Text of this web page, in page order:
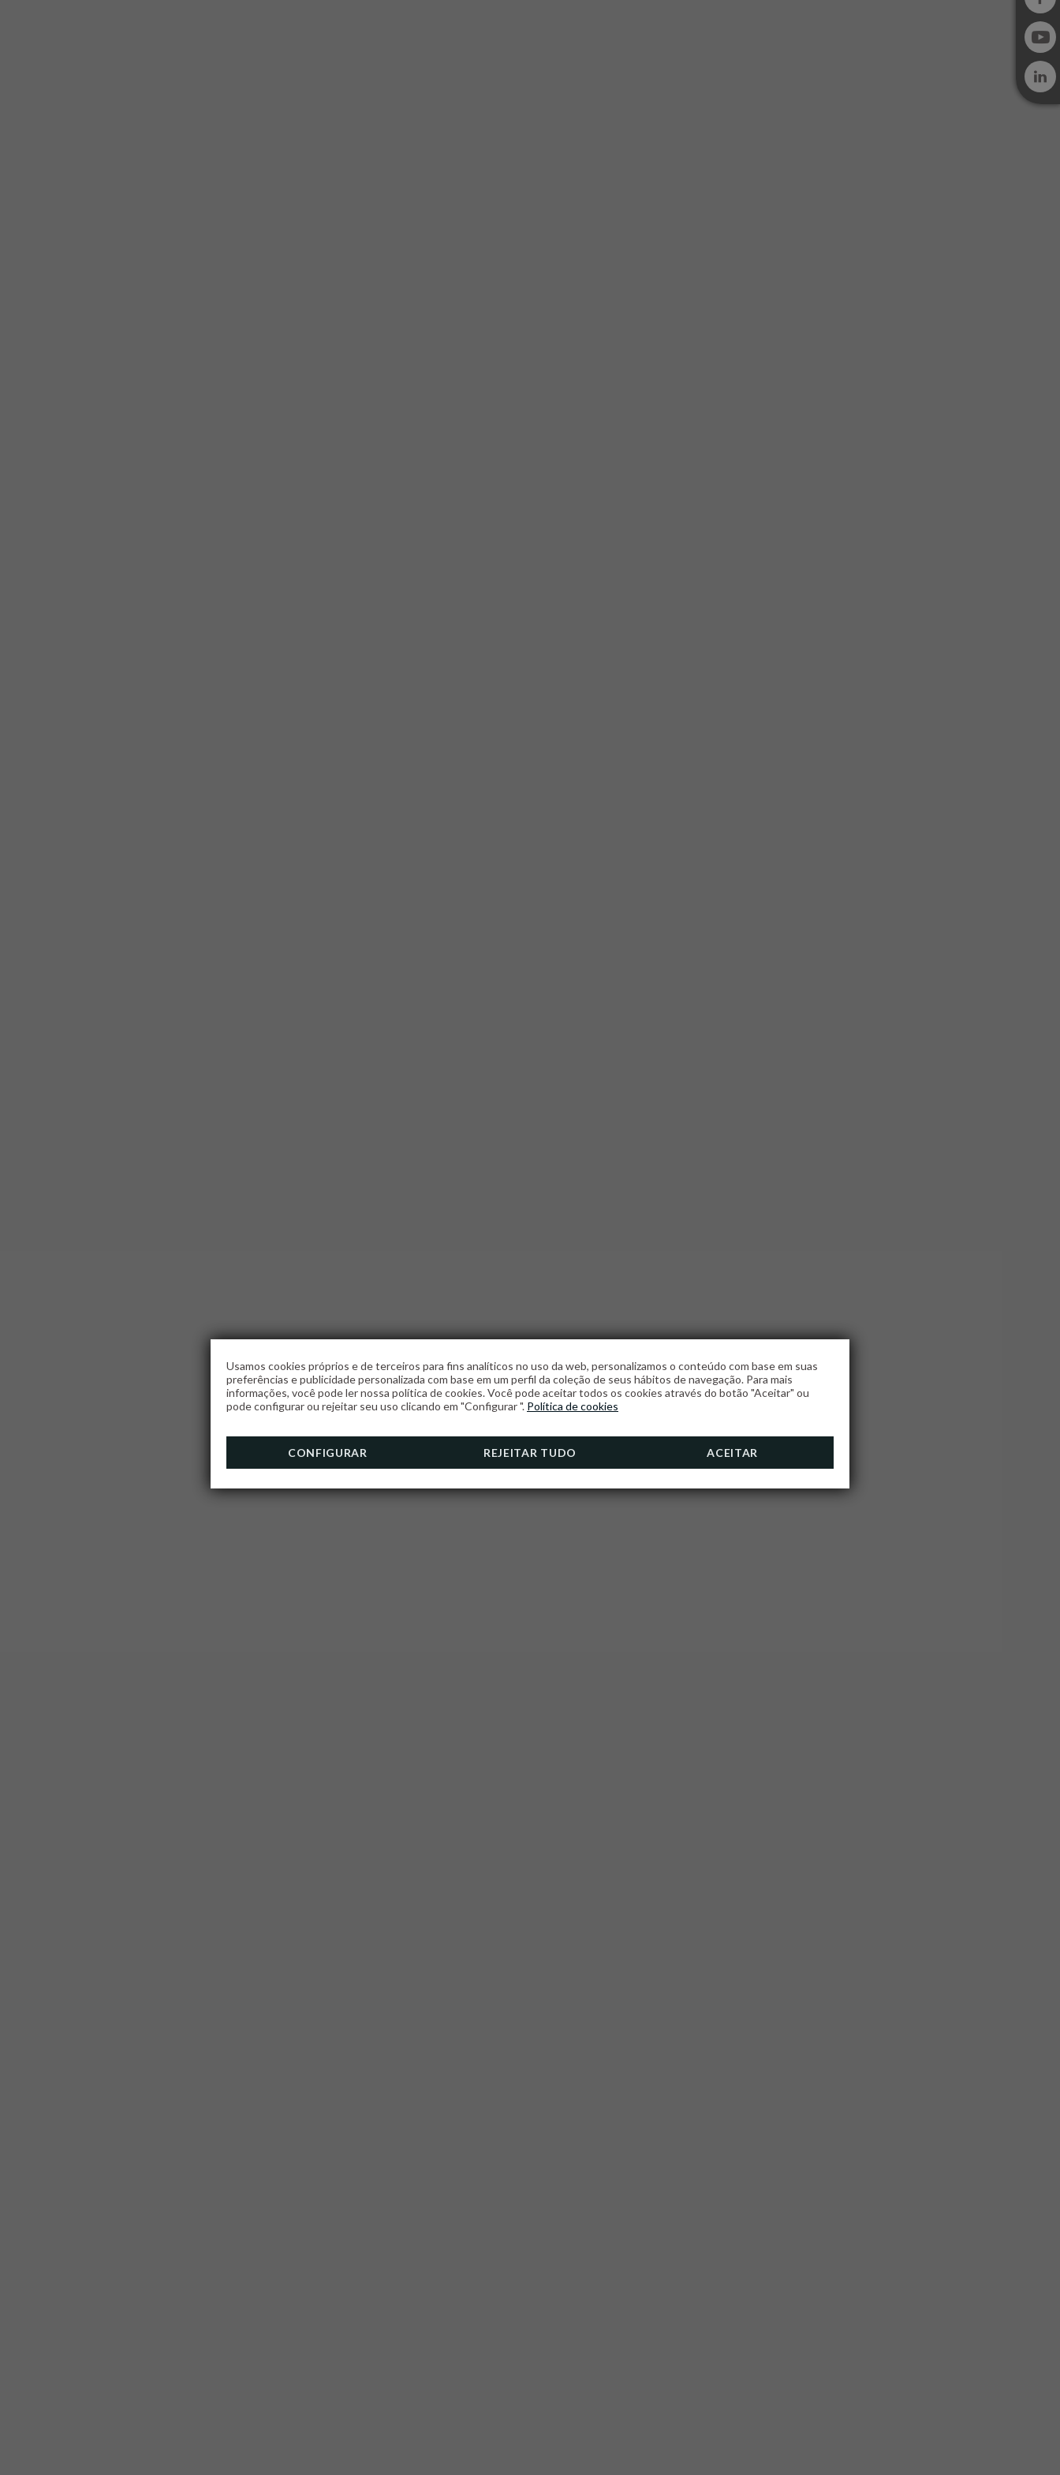
Usamos cookies próprios e de terceiros para fins analíticos no uso da web, personalizamos o conteúdo com base em suas
preferências e publicidade personalizada com base em um perfil da coleção de seus hábitos de navegação. Para mais
informações, você pode ler nossa política de cookies. Você pode aceitar todos os cookies através do botão "Aceitar" ou
pode configurar ou rejeitar seu uso clicando em "Configurar ". Política de cookies
CONFIGURAR REJEITAR TUDO ACEITAR